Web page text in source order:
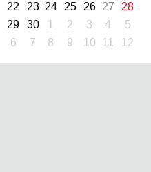
22
23 24 25 26 27
28
29
30 1 2 3 4
5
6
7 8 9 10 11 12